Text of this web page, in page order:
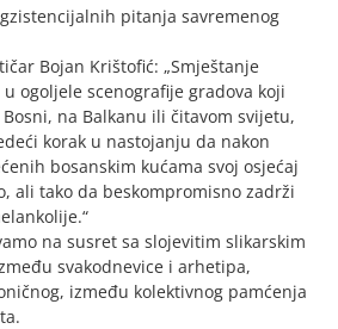
pitanja savremenog
Bojan Krištofić: „Smještanje
ogoljele scenografije gradova koji
na Balkanu ili čitavom svijetu,
korak u nastojanju da nakon
bosanskim kućama svoj osjećaj
ali tako da beskompromisno zadrži
na susret sa slojevitim slikarskim
svakodnevice i arhetipa,
između kolektivnog pamćenja